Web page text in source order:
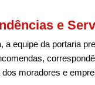
e
a equipe da portaria
moradores e